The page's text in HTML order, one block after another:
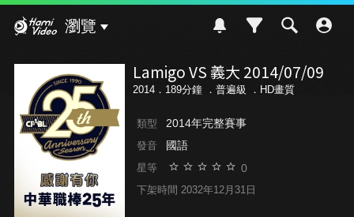
瀏覽
Lamigo VS 義大 2014/07/09
2014．189分鐘 ． 普遍級 ．HD畫質
類型 2014年完整賽事
發音 國語
星等 0
下架時間 2032年12月31日